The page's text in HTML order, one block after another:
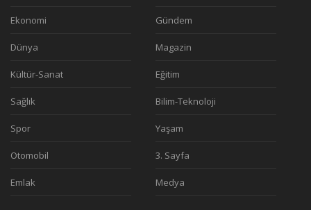
Ekonomi Gündem
Dünya Magazin
Kültür-Sanat Eğitim
Sağlık Bilim-Teknoloji
Spor Yaşam
Otomobil 3. Sayfa
Emlak Medya